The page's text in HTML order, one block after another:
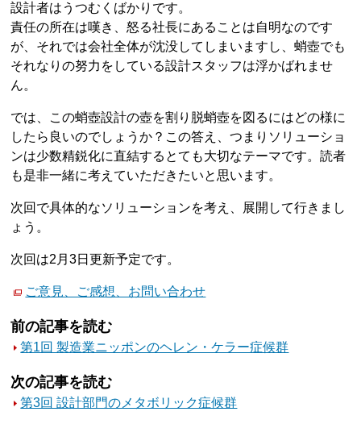
設計者はうつむくばかりです。
責任の所在は嘆き、怒る社長にあることは自明なのです
が、それでは会社全体が沈没してしまいますし、蛸壺でも
それなりの努力をしている設計スタッフは浮かばれませ
ん。
では、この蛸壺設計の壺を割り脱蛸壺を図るにはどの様に
したら良いのでしょうか？この答え、つまりソリューショ
ンは少数精鋭化に直結するとても大切なテーマです。読者
も是非一緒に考えていただきたいと思います。
次回で具体的なソリューションを考え、展開して行きまし
ょう。
次回は2月3日更新予定です。
ご意見、ご感想、お問い合わせ
前の記事を読む
第1回 製造業ニッポンのヘレン・ケラー症候群
次の記事を読む
第3回 設計部門のメタボリック症候群